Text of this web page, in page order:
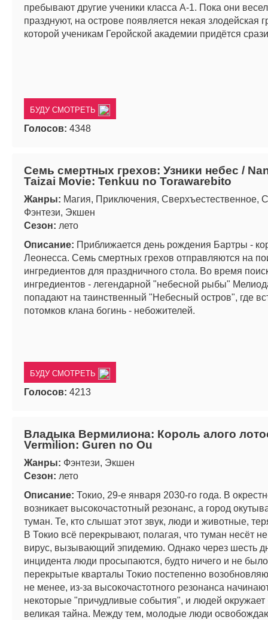
пребывают другие ученики класса А-1. Пока они
празднуют, на острове появляется некая злодейская
которой ученикам Геройской академии придётся
БУДУ СМОТРЕТЬ
Голосов: 4348
Семь смертных грехов: Узники небес /
Taizai Movie: Tenkuu no Torawarebito
Жанры: Магия, Приключения, Сверхъестественное,
Фэнтези, Экшен
Сезон: лето
Описание: Приближается день рождения Бартры -
Леонесса. Семь смертных грехов отправляются на
ингредиентов для праздничного стола. Во время
ингредиентов - легендарной "небесной рыбы"
попадают на таинственный "Небесный остров", где
потомков клана богинь - небожителей.
БУДУ СМОТРЕТЬ
Голосов: 4213
Владыка Вермилиона: Король алого
Vermilion: Guren no Ou
Жанры: Фэнтези, Экшен
Сезон: лето
Описание: Токио, 29-е января 2030-го года. В
возникает высокочастотный резонанс, а город
туман. Те, кто слышат этот звук, люди и животные,
В Токио всё перекрывают, полагая, что туман несёт
вирус, вызывающий эпидемию. Однако через шесть
инцидента люди просыпаются, будто ничего и не
перекрытые кварталы Токио постепенно
не менее, из-за высокочастотного резонанса
некоторые "причудливые события", и людей окружает
великая тайна. Между тем, молодые люди